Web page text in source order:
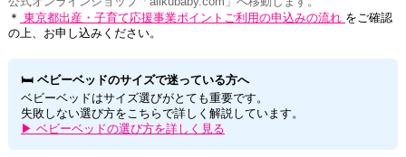
＊ 東京都出産・子育て応援事業ポイントご利用の申込みの流れ をご確認
の上、お申し込みください。
🛏 ベビーベッドのサイズで迷っている方へ
ベビーベッドはサイズ選びがとても重要です。
失敗しない選び方をこちらで詳しく解説しています。
▶ ベビーベッドの選び方を詳しく見る